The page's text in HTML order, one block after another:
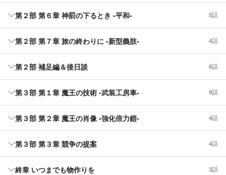
第２部 第６章 神罰の下るとき -平和- 5話
第２部 第７章 旅の終わりに -新型義肢- 4話
第２部 補足編＆後日談 6話
第３部 第１章 魔王の技術 -武装工房車- 9話
第３部 第２章 魔王の肖像 -強化倍力鎧- 4話
第３部 第３章 競争の提案 4話
終章 いつまでも物作りを 3話